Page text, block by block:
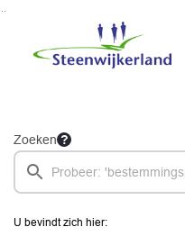
Ga naar de inhoud van deze pagina
Zoeken
U bevindt zich hier: